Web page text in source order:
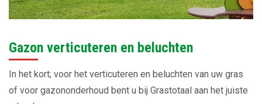
Gazon verticuteren en beluchten
In het kort; voor het verticuteren en beluchten van uw gras
of voor gazononderhoud bent u bij Grastotaal aan het juiste